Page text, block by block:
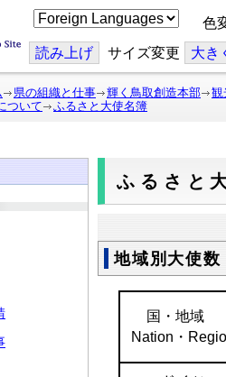
こ
の
ジ
を
翻
訳
色
読み上げ サイズ変更 大き
県の組織と仕事 輝く鳥取創造本部 観
ついて
ふるさと大使名簿
ふるさと
地域別大使
国・地域
Nation・